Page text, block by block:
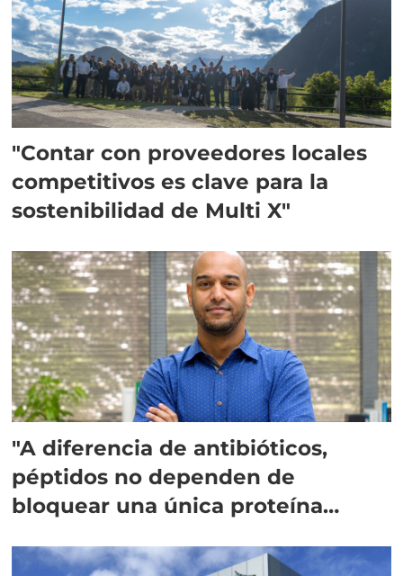
"Contar con proveedores locales
competitivos es clave para la
sostenibilidad de Multi X"
"A diferencia de antibióticos,
péptidos no dependen de
bloquear una única proteína